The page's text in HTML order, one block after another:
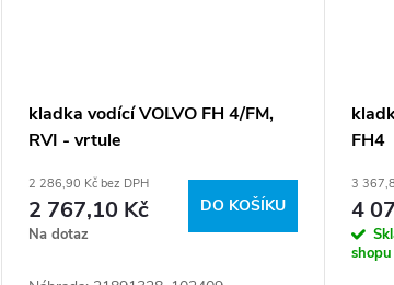
kladka vodící VOLVO FH 4/FM,
RVI - vrtule
2 286,90 Kč bez DPH
2 767,10 Kč
Na dotaz
DO KOŠÍKU
FH4
3
4
shopu